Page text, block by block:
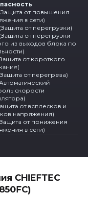
от повышения
в сети)
от перегрузки)
от перегрузки
из выходов блока по
от короткого
от перегрева)
скорости
от всплесков и
напряжения)
от понижения
в сети)
CHIEFTEC